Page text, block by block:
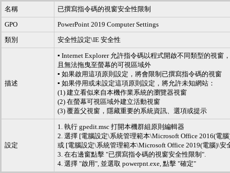
名稱
已撰寫指令碼的視窗安全性限制
GPO
PowerPoint 2019 Computer Settings
類別
安全性設定\IE 安全性
描述
▪ Internet Explorer 允許指令碼以程式開啟不同類型的視
且無法拖曳至螢幕的可視區域外
▪ 如果啟用這項原則設定，將會限制已撰寫指令碼的視窗
▪ 如果停用或未設定這項原則設定，將允許未知網站：
(1) 建立看似來自本機作業系統的瀏覽器視窗
(2) 在螢幕可視區域外建立活動視窗
(3) 覆蓋父視窗，隱藏重要的系統資訊、選項或提示
設定
1. 執行 gpedit.msc 打開本機群組原則編輯器
2. 選擇 [電腦設定\系統管理範本\Microsoft Office 2016(電
或 [電腦設定\系統管理範本\Microsoft Office 2019(電腦)\安
3. 在右邊窗點擊 "已撰寫指令碼的視窗安全性限制".
4. 選擇 "啟用", 並選取 powerpnt.exe, 點擊 "確定"